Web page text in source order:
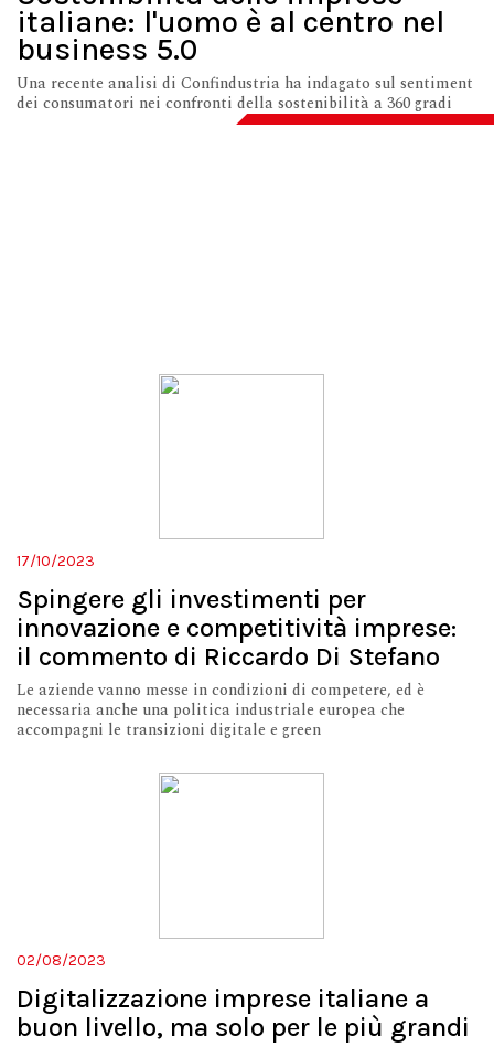
italiane: l'uomo è al centro nel
business 5.0
Una recente analisi di Confindustria ha indagato sul sentiment
dei consumatori nei confronti della sostenibilità a 360 gradi
17/10/2023
Spingere gli investimenti per
innovazione e competitività imprese:
il commento di Riccardo Di Stefano
Le aziende vanno messe in condizioni di competere, ed è
necessaria anche una politica industriale europea che
accompagni le transizioni digitale e green
02/08/2023
Digitalizzazione imprese italiane a
buon livello, ma solo per le più grandi